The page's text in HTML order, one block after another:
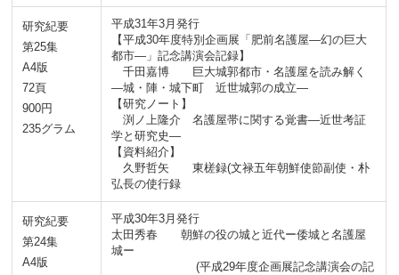
研究紀要
第25集
A4版
72頁
900円
235グラム
平成31年3月発行
【平成30年度特別企画展「肥前名護屋―幻の巨大
都市―」記念講演会記録】
千田嘉博 巨大城郭都市・名護屋を読み解く
―城・陣・城下町 近世城郭の成立―
【研究ノート】
渕ノ上隆介 名護屋帯に関する覚書―近世考証
学と研究史―
【資料紹介】
久野哲矢 東槎録(文禄五年朝鮮使節副使・朴
弘長の使行録
研究紀要
第24集
A4版
平成30年3月発行
太田秀春 朝鮮の役の城と近代ー倭城と名護屋
城ー
(平成29年度企画展記念講演会の記